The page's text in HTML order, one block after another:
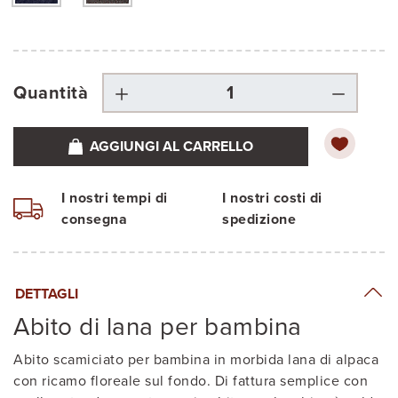
Quantità
AGGIUNGI AL CARRELLO
I nostri tempi di
consegna
I nostri costi di
spedizione
DETTAGLI
Abito di lana per bambina
Abito scamiciato per bambina in morbida lana di alpaca
con ricamo floreale sul fondo. Di fattura semplice con